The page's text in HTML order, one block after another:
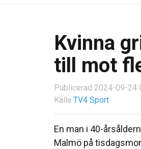
Kvinna
till mot
Publicerad 2024-09-24
Källa TV4 Sport
En man i 40-
Malmö på